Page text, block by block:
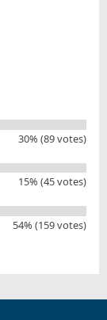
30% (89 votes)
15% (45 votes)
54% (159 votes)